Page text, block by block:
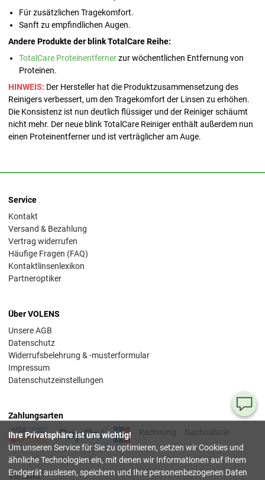
Für zusätzlichen Tragekomfort.
Sanft zu empfindlichen Augen.
Andere Produkte der blink TotalCare Reihe:
TotalCare Proteinentfernerzur wöchentlichen Entfernung von
Proteinen.
HINWEIS: Der Hersteller hat die Produktzusammensetzung des
Reinigers verbessert, um den Tragekomfort der Linsen zu erhöhen.
Die Konsistenz ist nun deutlich flüssiger und der Reiniger schäumt
nicht mehr. Der neue blink TotalCare Reiniger enthält außerdem nun
einen Proteinentferner und ist verträglicher am Auge.
Service
Kontakt
Versand & Bezahlung
Vertrag widerrufen
Häufige Fragen (FAQ)
Kontaktlinsenlexikon
Partneroptiker
Über VOLENS
Unsere AGB
Datenschutz
Widerrufsbelehrung & -musterformular
Impressum
Datenschutzeinstellungen
Zahlungsarten
Rechnung
Nachnahme
Versand
Ihre Privatsphäre ist uns wichtig!
Um unseren Service für Sie zu optimieren, setzen wir Cookies und
ähnliche Technologien ein, mit denen wir Informationen auf Ihrem
Endgerät auslesen, speichern und Ihre personenbezogenen Daten
Sie